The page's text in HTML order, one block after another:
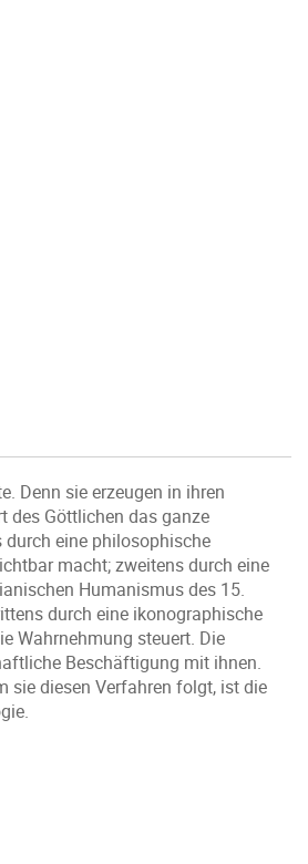
Denn sie erzeugen in ihren
des Göttlichen das ganze
durch eine philosophische
macht; zweitens durch eine
Humanismus des 15.
durch eine ikonographische
Wahrnehmung steuert. Die
Beschäftigung mit ihnen.
sie diesen Verfahren folgt, ist die